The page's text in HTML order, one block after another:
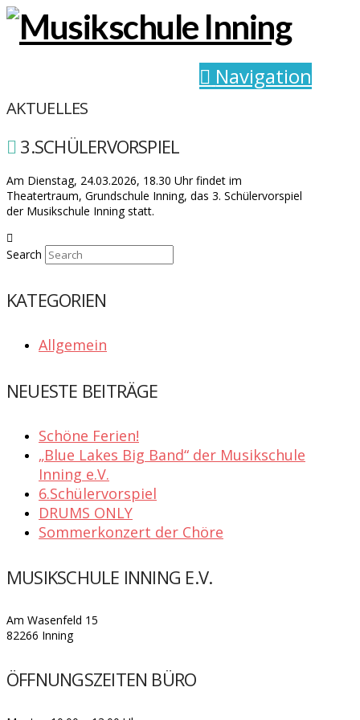
Navigation
AKTUELLES
3.SCHÜLERVORSPIEL
Am Dienstag, 24.03.2026, 18.30 Uhr findet im
Theatertraum, Grundschule Inning, das 3. Schülervorspiel
der Musikschule Inning statt.
Search
KATEGORIEN
Allgemein
NEUESTE BEITRÄGE
Schöne Ferien!
„Blue Lakes Big Band“ der Musikschule
Inning e.V.
6.Schülervorspiel
DRUMS ONLY
Sommerkonzert der Chöre
MUSIKSCHULE INNING E.V.
Am Wasenfeld 15
82266 Inning
ÖFFNUNGSZEITEN BÜRO